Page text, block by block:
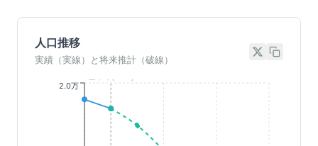
人口推移
実績（実線）と将来推計（破線）
2.0万